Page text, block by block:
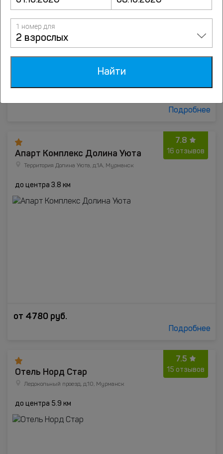
Подробнее
7.8
16 отзывов
Апарт Комплекс Долина Уюта
Территория Долина Уюта, д.1А, Мурманск
до центра 3.8 км
от 4780 руб.
Подробнее
7.5
15 отзывов
Отель Норд Стар
Ледокольный проезд, д.10, Мурманск
до центра 5.9 км
1 номер для
2 взрослых
Найти